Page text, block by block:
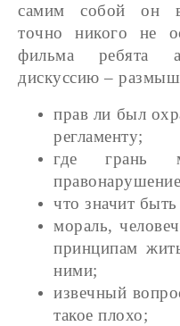
самим собой он
точно никого не
фильма ребята
дискуссию –
прав ли был
регламенту;
где грань
что значит
мораль,
принципам
ними;
извечный
такое плохо;